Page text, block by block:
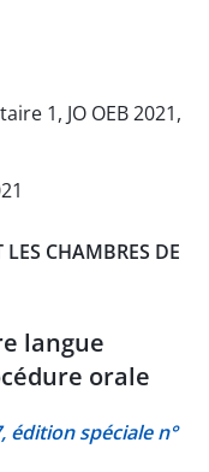
1, JO OEB 2021,
CHAMBRES DE
langue
orale
édition spéciale n°